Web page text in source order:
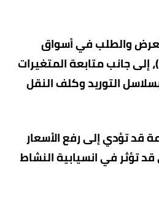
والطلب في أسواق
إلى جانب متابعة المتغيرات
التوريد وكلف النقل
قد تؤدي إلى رفع الأسعار
تؤثر في انسيابية النشاط